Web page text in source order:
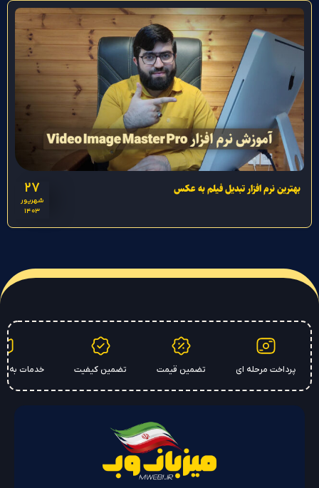
27
شهریور
1403
بهترین نرم افزار تبدیل فیلم به عکس
مرحله ای تضمین قیمت تضمین کیفیت خدمات به سراسر